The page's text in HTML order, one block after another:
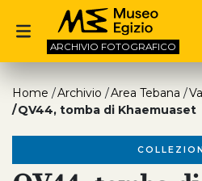
ARCHIVIO FOTOGRAFICO
Home Archivio Area Tebana
QV44, tomba di Khaemuaset